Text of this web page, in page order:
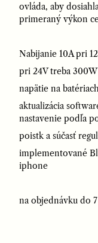
ovláda, aby
primeraný výkon
Nabijanie 10A pri
pri 24V treba
napätie na
aktualizácia
nastavenie podľa
poistk a súčasť
implementované
iphone
na objednávku do